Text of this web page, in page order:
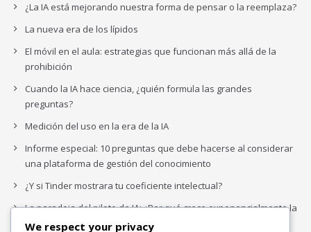
¿La IA está mejorando nuestra forma de pensar o la reemplaza?
La nueva era de los lípidos
El móvil en el aula: estrategias que funcionan más allá de la
prohibición
Cuando la IA hace ciencia, ¿quién formula las grandes
preguntas?
Medición del uso en la era de la IA
Informe especial: 10 preguntas que debe hacerse al considerar
una plataforma de gestión del conocimiento
¿Y si Tinder mostrara tu coeficiente intelectual?
La paradoja del piloto de IA: ¿Por qué crece exponencialmente la
complejidad de la IA empresarial?
We respect your privacy